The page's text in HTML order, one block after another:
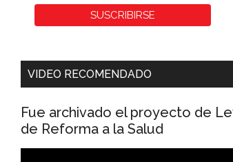
VIDEO RECOMENDADO
Fue archivado el proyecto de
de Reforma a la Salud